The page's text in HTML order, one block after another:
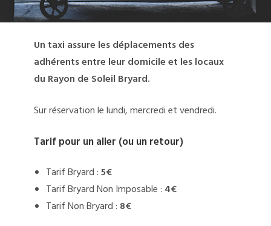
Un taxi assure les déplacements des
adhérents entre leur domicile et les locaux
du Rayon de Soleil Bryard.
Sur réservation le lundi, mercredi et vendredi.
Tarif pour un aller (ou un retour)
Tarif Bryard :5€
Tarif Bryard Non Imposable : 4€
Tarif Non Bryard : 8€